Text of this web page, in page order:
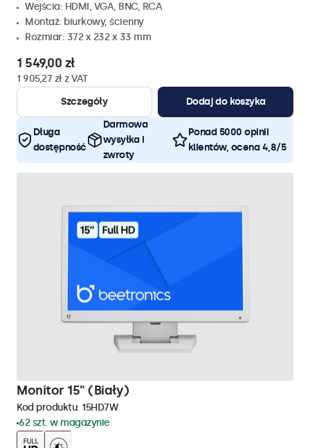
Wejścia: HDMI, VGA, BNC, RCA
Montaż: biurkowy, ścienny
Rozmiar: 372 x 232 x 33 mm
1 549,00 zł
1 905,27 zł z VAT
Szczegóły
Dodaj do koszyka
Długa
dostępność
Darmowa
wysyłka i
zwroty
Ponad 5000 opinii
klientów, ocena 4,8/5
Monitor 15" (Biały)
Kod produktu: 15HD7W
62 szt. w magazynie